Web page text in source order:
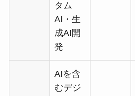
タム
AI・生
成AI開
発
AIを含
むデジ